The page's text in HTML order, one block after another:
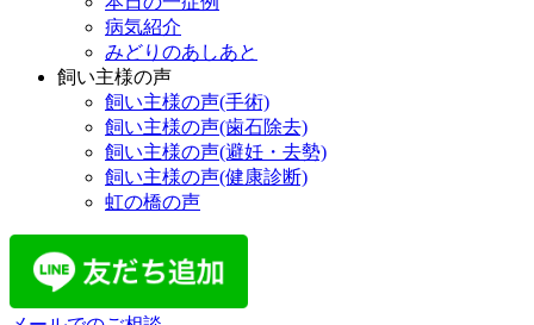
病気紹介
みどりのあしあと
飼い主様の声
飼い主様の声(手術)
飼い主様の声(歯石除去)
飼い主様の声(避妊・去勢)
飼い主様の声(健康診断)
虹の橋の声